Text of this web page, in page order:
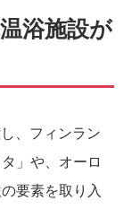
浴施設が
、フィンラン
」や、オーロ
要素を取り入